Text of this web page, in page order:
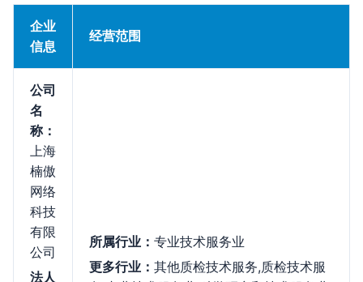
企业
信息
经营范围
公司
名
称：
上海
楠傲
网络
科技
有限
公司
法人
所属行业： 专业技术服务业
更多行业： 其他质检技术服务,质检技术服